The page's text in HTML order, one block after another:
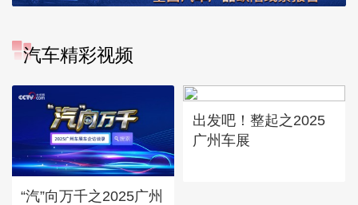
汽车精彩视频
“汽”向万千之2025广州
出发吧！整起之2025
广州车展